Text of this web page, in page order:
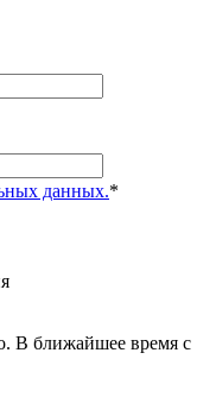
данных.*
В ближайшее время с